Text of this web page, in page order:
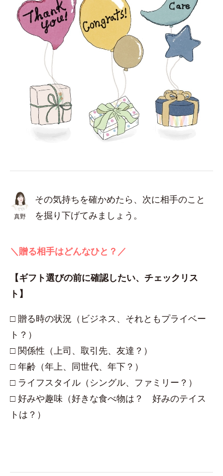
真野
その気持ちを確かめたら、次に相手のこと
を掘り下げてみましょう。
＼贈る相手はどんなひと？／
【ギフト選びの前に確認したい、チェックリス
ト】
□ 贈る時の状況（ビジネス、それともプライベー
ト？）
□ 関係性（上司、取引先、友達？）
□ 年齢（年上、同世代、年下？）
□ ライフスタイル（シングル、ファミリー？）
□ 好みや趣味（好きな食べ物は？ 好みのテイス
トは？）